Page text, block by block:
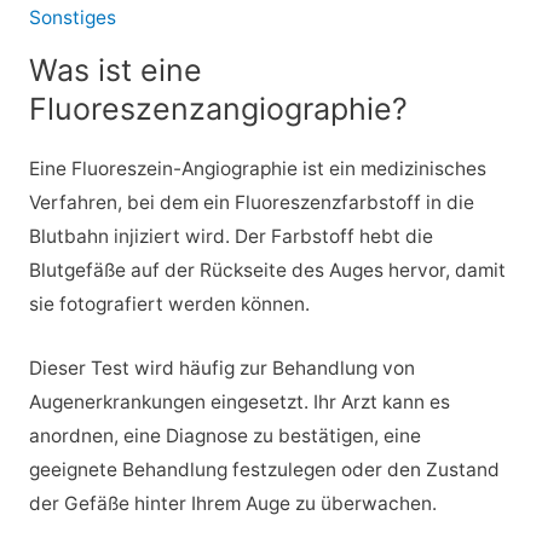
Sonstiges
Was ist eine
Fluoreszenzangiographie?
Eine Fluoreszein-Angiographie ist ein medizinisches
Verfahren, bei dem ein Fluoreszenzfarbstoff in die
Blutbahn injiziert wird. Der Farbstoff hebt die
Blutgefäße auf der Rückseite des Auges hervor, damit
sie fotografiert werden können.
Dieser Test wird häufig zur Behandlung von
Augenerkrankungen eingesetzt. Ihr Arzt kann es
anordnen, eine Diagnose zu bestätigen, eine
geeignete Behandlung festzulegen oder den Zustand
der Gefäße hinter Ihrem Auge zu überwachen.